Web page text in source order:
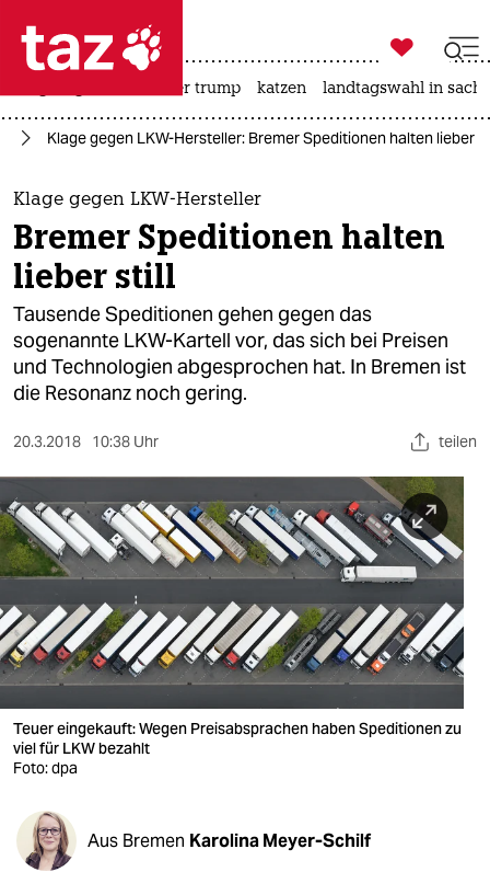
 taz zahl ich
taz zahl ich
themen
politik
öko
gesellschaft
kultur
sport
berlin
nord
verlag
verlag
veranstaltungen
shop
fragen & hilfe
unterstützen

taz zahl ich
usa unter trump katzen landtagswahl in
Klage gegen LKW-Hersteller: Bremer Speditionen halten lieber
Klage gegen LKW-Hersteller
Bremer Speditionen halten
lieber still
Tausende Speditionen gehen gegen das
sogenannte LKW-Kartell vor, das sich bei Preisen
und Technologien abgesprochen hat. In Bremen ist
die Resonanz noch gering.
20.3.2018 10:38 Uhr teilen
Teuer eingekauft: Wegen Preisabsprachen haben Speditionen zu
viel für LKW bezahlt
Foto: dpa
Aus Bremen Karolina Meyer-Schilf